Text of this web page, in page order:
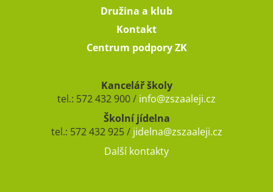
Družina a klub
Kontakt
Centrum podpory ZK
Kancelář školy
tel.: 572 432 900 / info@zszaaleji.cz
Školní jídelna
tel.: 572 432 925 / jidelna@zszaaleji.cz
Další kontakty